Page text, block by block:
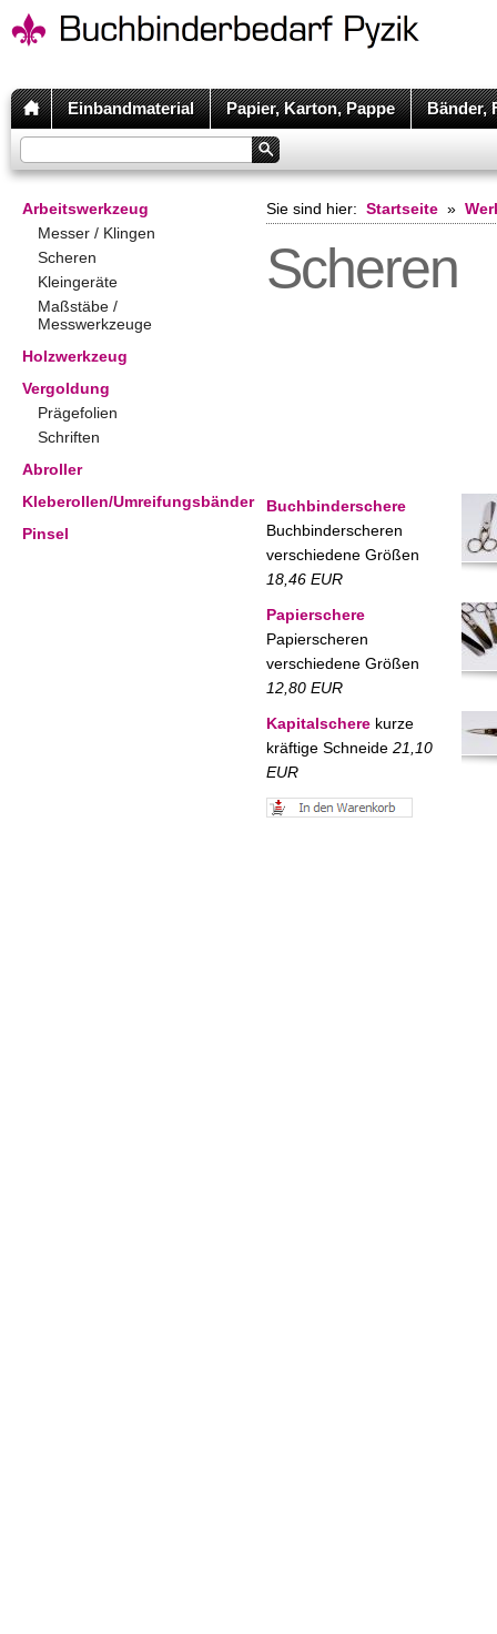
Einbandmaterial Papier, Karton, Pappe Bänder,
Arbeitswerkzeug
Messer / Klingen
Scheren
Kleingeräte
Maßstäbe /
Messwerkzeuge
Holzwerkzeug
Vergoldung
Prägefolien
Schriften
Abroller
Kleberollen/Umreifungsbänder
Pinsel
Sie sind hier: Startseite »
Scheren
Buchbinderschere
Buchbinderscheren
verschiedene Größen
18,46 EUR
Papierschere
Papierscheren
verschiedene Größen
12,80 EUR
Kapitalschere kurze
kräftige Schneide 21,10
EUR